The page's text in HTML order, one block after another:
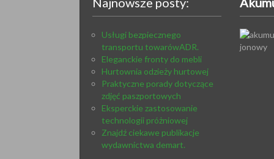
Usługi bezpiecznego
transportu towarówADR.
Eleganckie fronty do mebli
Hurtownia odzieży hurtowej
Praktyczne porady dotyczące
zdjęć paszportowych
Eksperckie zastosowanie
technologii próżniowej
Znajdź ciekawe publikacje
wydawnictwa demart.